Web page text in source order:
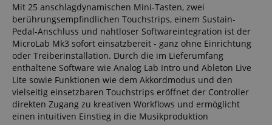
Mit 25 anschlagdynamischen Mini-Tasten, zwei
berührungsempfindlichen Touchstrips, einem Sustain-
Pedal-Anschluss und nahtloser Softwareintegration ist der
MicroLab Mk3 sofort einsatzbereit - ganz ohne Einrichtung
oder Treiberinstallation. Durch die im Lieferumfang
enthaltene Software wie Analog Lab Intro und Ableton Live
Lite sowie Funktionen wie dem Akkordmodus und den
vielseitig einsetzbaren Touchstrips eröffnet der Controller
direkten Zugang zu kreativen Workflows und ermöglicht
einen intuitiven Einstieg in die Musikproduktion